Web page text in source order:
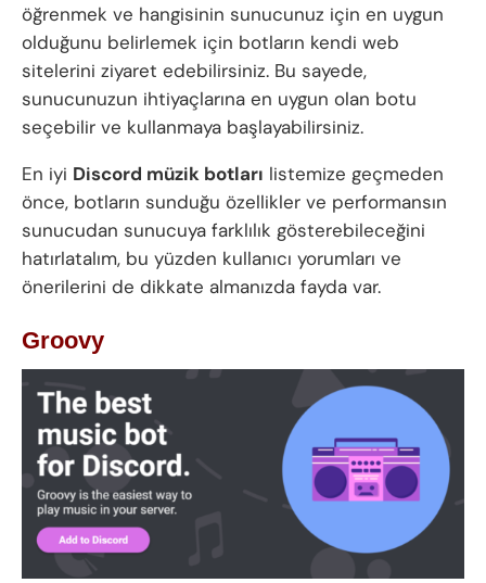
öğrenmek ve hangisinin sunucunuz için en uygun
olduğunu belirlemek için botların kendi web
sitelerini ziyaret edebilirsiniz. Bu sayede,
sunucunuzun ihtiyaçlarına en uygun olan botu
seçebilir ve kullanmaya başlayabilirsiniz.
En iyi Discord müzik botları listemize geçmeden
önce, botların sunduğu özellikler ve performansın
sunucudan sunucuya farklılık gösterebileceğini
hatırlatalım, bu yüzden kullanıcı yorumları ve
önerilerini de dikkate almanızda fayda var.
Groovy